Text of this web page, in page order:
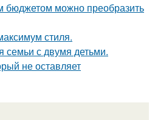
можно преобразить
стиля.
семьи с двумя детьми.
не оставляет